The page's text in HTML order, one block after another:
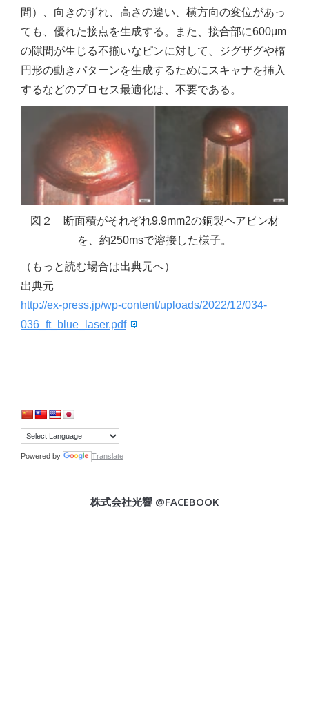
間）、向きのずれ、高さの違い、横方向の変位があっ
ても、優れた接点を生成する。また、接合部に600μm
の隙間が生じる不揃いなピンに対して、ジグザグや楕
円形の動きパターンを生成するためにスキャナを挿入
するなどのプロセス最適化は、不要である。
図２ 断面積がそれぞれ9.9mm2の銅製ヘアピン材
を、約250msで溶接した様子。
（もっと読む場合は出典元へ）
出典元
http://ex-press.jp/wp-content/uploads/2022/12/034-
036_ft_blue_laser.pdf
Powered by Translate
株式会社光響 @FACEBOOK